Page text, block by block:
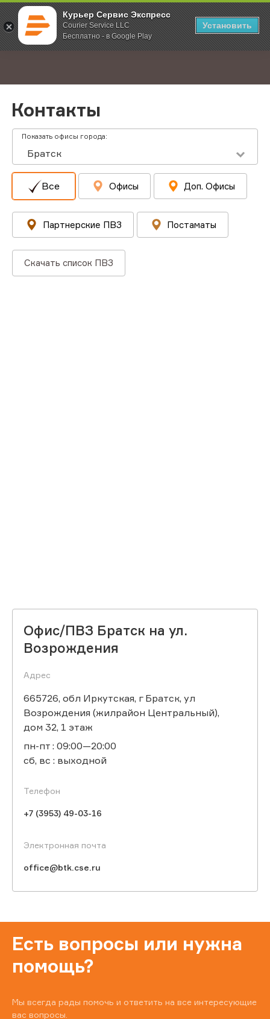
Курьер Сервис Экспресс
Courier Service LLC
Бесплатно - в Google Play
Установить
; Главная Контакты
Контакты
Братск
Показать офисы города:
Все Офисы Доп. Офисы
Партнерские ПВЗ Постаматы
Скачать список ПВЗ
Офис/ПВЗ Братск на ул.
Возрождения
Адрес
665726, обл Иркутская, г Братск, ул
Возрождения (жилрайон Центральный),
дом 32, 1 этаж
пн-пт : 09:00—20:00
сб, вс : выходной
Телефон
+7 (3953) 49-03-16
Электронная почта
office@btk.cse.ru
Есть вопросы или нужна
помощь?
Мы всегда рады помочь и ответить на все интересующие
вас вопросы.